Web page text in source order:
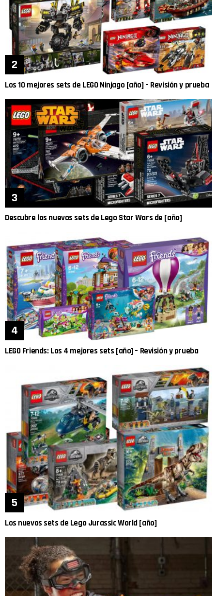
Los 10 mejores sets de LEGO Ninjago [año] – Revisión y prueba
Descubre los nuevos sets de Lego Star Wars de [año]
LEGO Friends: Los 4 mejores sets [año] – Revisión y prueba
Los nuevos sets de Lego Jurassic World [año]